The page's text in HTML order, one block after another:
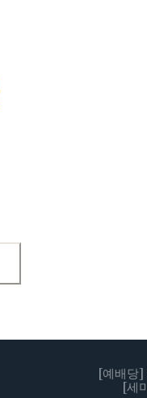
[예배당
[세